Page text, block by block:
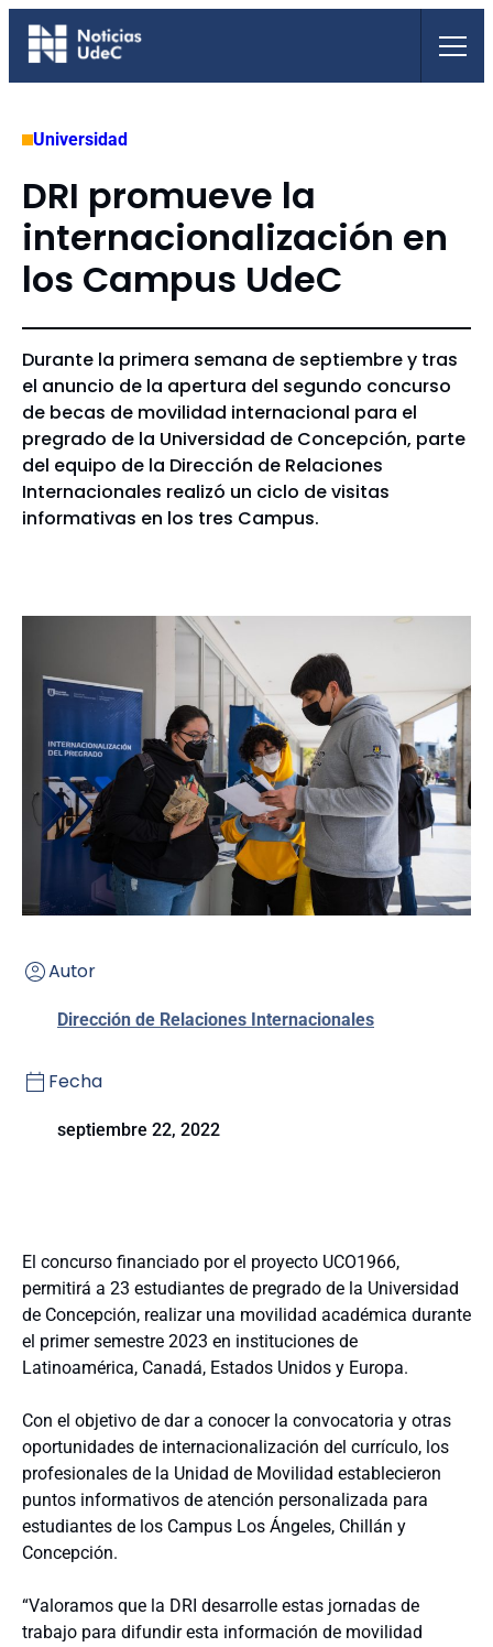
Saltar
Universidad
DRI promueve la
internacionalización en
los Campus UdeC
Durante la primera semana de septiembre y tras
el anuncio de la apertura del segundo concurso
de becas de movilidad internacional para el
pregrado de la Universidad de Concepción, parte
del equipo de la Dirección de Relaciones
Internacionales realizó un ciclo de visitas
informativas en los tres Campus.
Autor
Dirección de Relaciones Internacionales
Fecha
septiembre 22, 2022
El concurso financiado por el proyecto UCO1966,
permitirá a 23 estudiantes de pregrado de la Universidad
de Concepción, realizar una movilidad académica durante
el primer semestre 2023 en instituciones de
Latinoamérica, Canadá, Estados Unidos y Europa.
Con el objetivo de dar a conocer la convocatoria y otras
oportunidades de internacionalización del currículo, los
profesionales de la Unidad de Movilidad establecieron
puntos informativos de atención personalizada para
estudiantes de los Campus Los Ángeles, Chillán y
Concepción.
“Valoramos que la DRI desarrolle estas jornadas de
trabajo para difundir esta información de movilidad